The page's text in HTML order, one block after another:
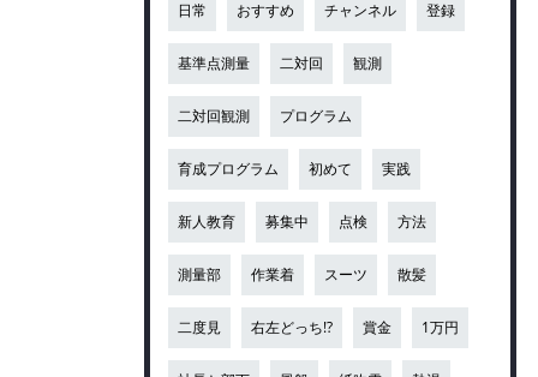
日常 おすすめ チャンネル 登録
基準点測量 二対回 観測
二対回観測 プログラム
育成プログラム 初めて 実践
新人教育 募集中 点検 方法
測量部 作業着 スーツ 散髪
二度見 右左どっち!? 賞金 1万円